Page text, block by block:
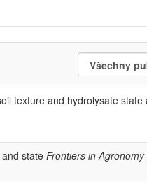
texture and hydrolysate
state Frontiers in Agronomy